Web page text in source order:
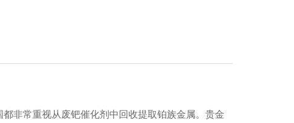
非常重视从废钯催化剂中回收提取铂族金属。贵金